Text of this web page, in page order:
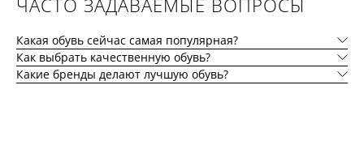
ЧАСТО ЗАДАВАЕМЫЕ ВОПРОСЫ
Какая обувь сейчас самая популярная?
Как выбрать качественную обувь?
Какие бренды делают лучшую обувь?